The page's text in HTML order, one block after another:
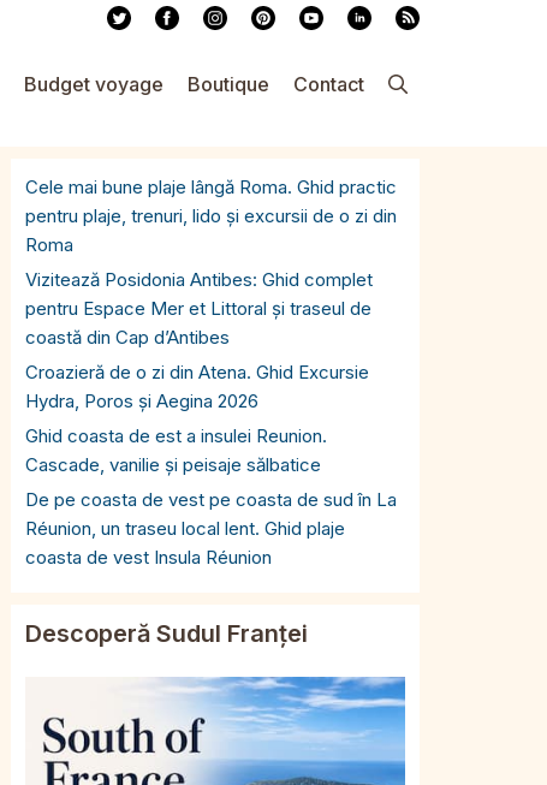
Budget voyage Boutique Contact
Cele mai bune plaje lângă Roma. Ghid practic
pentru plaje, trenuri, lido și excursii de o zi din
Roma
Vizitează Posidonia Antibes: Ghid complet
pentru Espace Mer et Littoral și traseul de
coastă din Cap d’Antibes
Croazieră de o zi din Atena. Ghid Excursie
Hydra, Poros și Aegina 2026
Ghid coasta de est a insulei Reunion.
Cascade, vanilie și peisaje sălbatice
De pe coasta de vest pe coasta de sud în La
Réunion, un traseu local lent. Ghid plaje
coasta de vest Insula Réunion
Descoperă Sudul Franței